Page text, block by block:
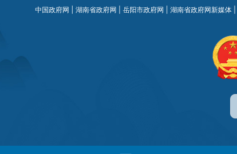
中国政府网 湖南省政府网 岳阳市政府网 湖南省政府网新媒体